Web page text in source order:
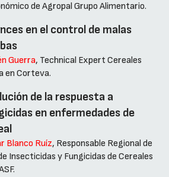
de Agropal Grupo Alimentario.
en el control de malas
Guerra, Technical Expert Cereales
en Corteva.
de la respuesta a
en enfermedades de
Blanco Ruíz, Responsable Regional de
Insecticidas y Fungicidas de Cereales